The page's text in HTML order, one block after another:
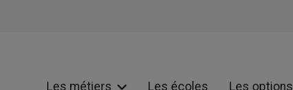
Les métiers Les écoles Les options